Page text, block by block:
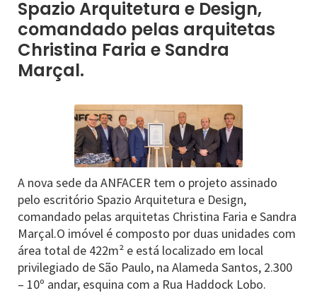
Spazio Arquitetura e Design,
comandado pelas arquitetas
Christina Faria e Sandra
Marçal.
A nova sede da ANFACER tem o projeto assinado
pelo escritório Spazio Arquitetura e Design,
comandado pelas arquitetas Christina Faria e Sandra
Marçal.O imóvel é composto por duas unidades com
área total de 422m² e está localizado em local
privilegiado de São Paulo, na Alameda Santos, 2.300
– 10º andar, esquina com a Rua Haddock Lobo.